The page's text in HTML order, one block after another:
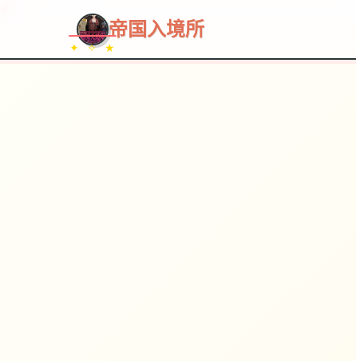
✦ ✧ ★
帝国入境所